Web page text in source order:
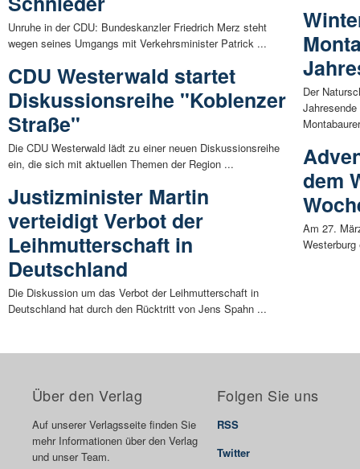
Unruhe in der CDU: Bundeskanzler Friedrich Merz steht
wegen seines Umgangs mit Verkehrsminister Patrick ...
CDU Westerwald startet
Diskussionsreihe "Koblenzer
Straße"
Die CDU Westerwald lädt zu einer neuen Diskussionsreihe
ein, die sich mit aktuellen Themen der Region ...
Justizminister Martin
verteidigt Verbot der
Leihmutterschaft in
Deutschland
Die Diskussion um das Verbot der Leihmutterschaft in
Deutschland hat durch den Rücktritt von Jens Spahn ...
Der
dem
Am 27.
Über den Verlag
Auf unserer Verlagsseite finden Sie
mehr Informationen über den Verlag
und unser Team.
Folgen Sie uns
RSS
Twitter